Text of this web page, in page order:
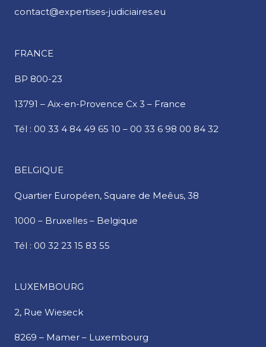
contact@expertises-judiciaires.eu
FRANCE
BP 800-23
13791 – Aix-en-Provence Cx 3 – France
Tél : 00 33 4 84 49 65 10 – 00 33 6 98 00 84 32
BELGIQUE
Quartier Européen, Square de Meêus, 38
1000 – Bruxelles – Belgique
Tél : 00 32 23 15 83 55
LUXEMBOURG
2, Rue Wieseck
8269 – Mamer – Luxembourg